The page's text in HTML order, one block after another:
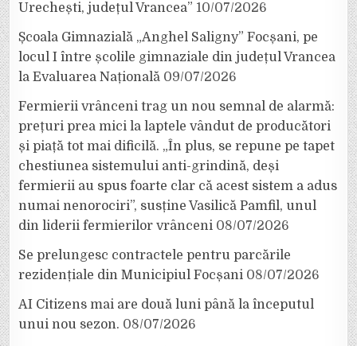
Urechești, județul Vrancea” 10/07/2026
Școala Gimnazială „Anghel Saligny” Focșani, pe
locul I între școlile gimnaziale din județul Vrancea
la Evaluarea Națională 09/07/2026
Fermierii vrânceni trag un nou semnal de alarmă:
prețuri prea mici la laptele vândut de producători
și piață tot mai dificilă. „În plus, se repune pe tapet
chestiunea sistemului anti-grindină, deși
fermierii au spus foarte clar că acest sistem a adus
numai nenorociri”, susține Vasilică Pamfil, unul
din liderii fermierilor vrânceni 08/07/2026
Se prelungesc contractele pentru parcările
rezidențiale din Municipiul Focșani 08/07/2026
AI Citizens mai are două luni până la începutul
unui nou sezon. 08/07/2026